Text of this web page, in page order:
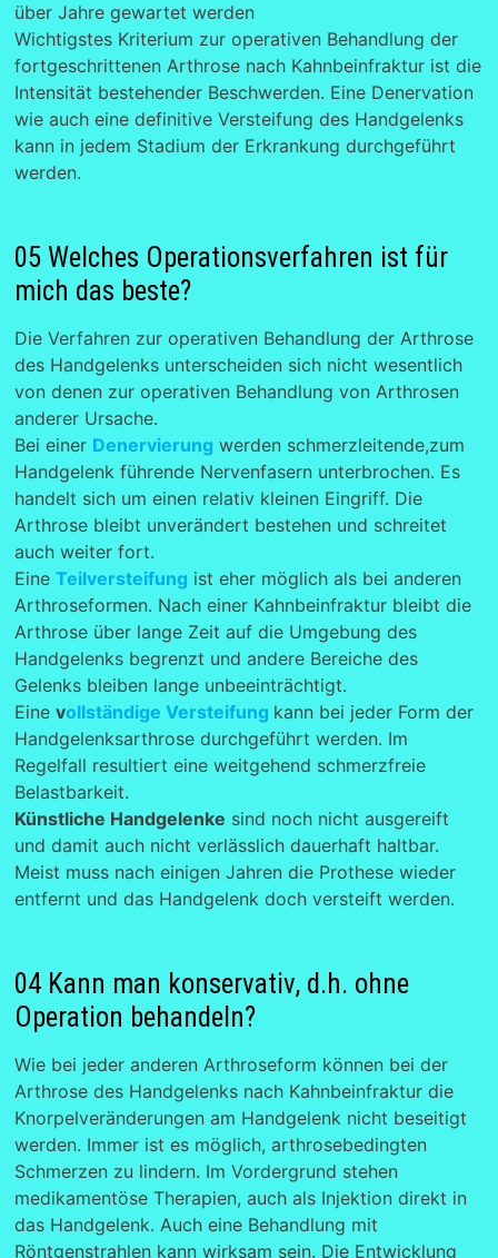
über Jahre gewartet werden
Wichtigstes Kriterium zur operativen Behandlung der
fortgeschrittenen Arthrose nach Kahnbeinfraktur ist die
Intensität bestehender Beschwerden. Eine Denervation
wie auch eine definitive Versteifung des Handgelenks
kann in jedem Stadium der Erkrankung durchgeführt
werden.
05 Welches Operationsverfahren ist für
mich das beste?
Die Verfahren zur operativen Behandlung der Arthrose
des Handgelenks unterscheiden sich nicht wesentlich
von denen zur operativen Behandlung von Arthrosen
anderer Ursache.
Bei einer Denervierung werden schmerzleitende,zum
Handgelenk führende Nervenfasern unterbrochen. Es
handelt sich um einen relativ kleinen Eingriff. Die
Arthrose bleibt unverändert bestehen und schreitet
auch weiter fort.
Eine Teilversteifung ist eher möglich als bei anderen
Arthroseformen. Nach einer Kahnbeinfraktur bleibt die
Arthrose über lange Zeit auf die Umgebung des
Handgelenks begrenzt und andere Bereiche des
Gelenks bleiben lange unbeeinträchtigt.
Eine vollständige Versteifung kann bei jeder Form der
Handgelenksarthrose durchgeführt werden. Im
Regelfall resultiert eine weitgehend schmerzfreie
Belastbarkeit.
Künstliche Handgelenke sind noch nicht ausgereift
und damit auch nicht verlässlich dauerhaft haltbar.
Meist muss nach einigen Jahren die Prothese wieder
entfernt und das Handgelenk doch versteift werden.
04 Kann man konservativ, d.h. ohne
Operation behandeln?
Wie bei jeder anderen Arthroseform können bei der
Arthrose des Handgelenks nach Kahnbeinfraktur die
Knorpelveränderungen am Handgelenk nicht beseitigt
werden. Immer ist es möglich, arthrosebedingten
Schmerzen zu lindern. Im Vordergrund stehen
medikamentöse Therapien, auch als Injektion direkt in
das Handgelenk. Auch eine Behandlung mit
Röntgenstrahlen kann wirksam sein. Die Entwicklung